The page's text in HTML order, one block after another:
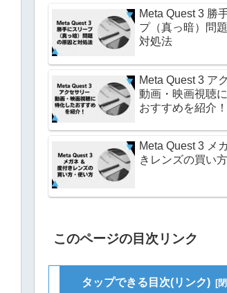
Meta Quest 3 勝
プ（真っ暗）問
対処法
Meta Quest 3 ア
動画・映画視聴
おすすめを紹介！
Meta Quest 3 メ
きレンズの買い
このページの目次リンク
タップできる目次(リンク)